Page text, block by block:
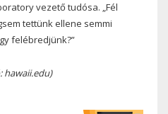
vezető tudósa. „Fél
tettünk ellene semmi
felébredjünk?”
hawaii.edu)